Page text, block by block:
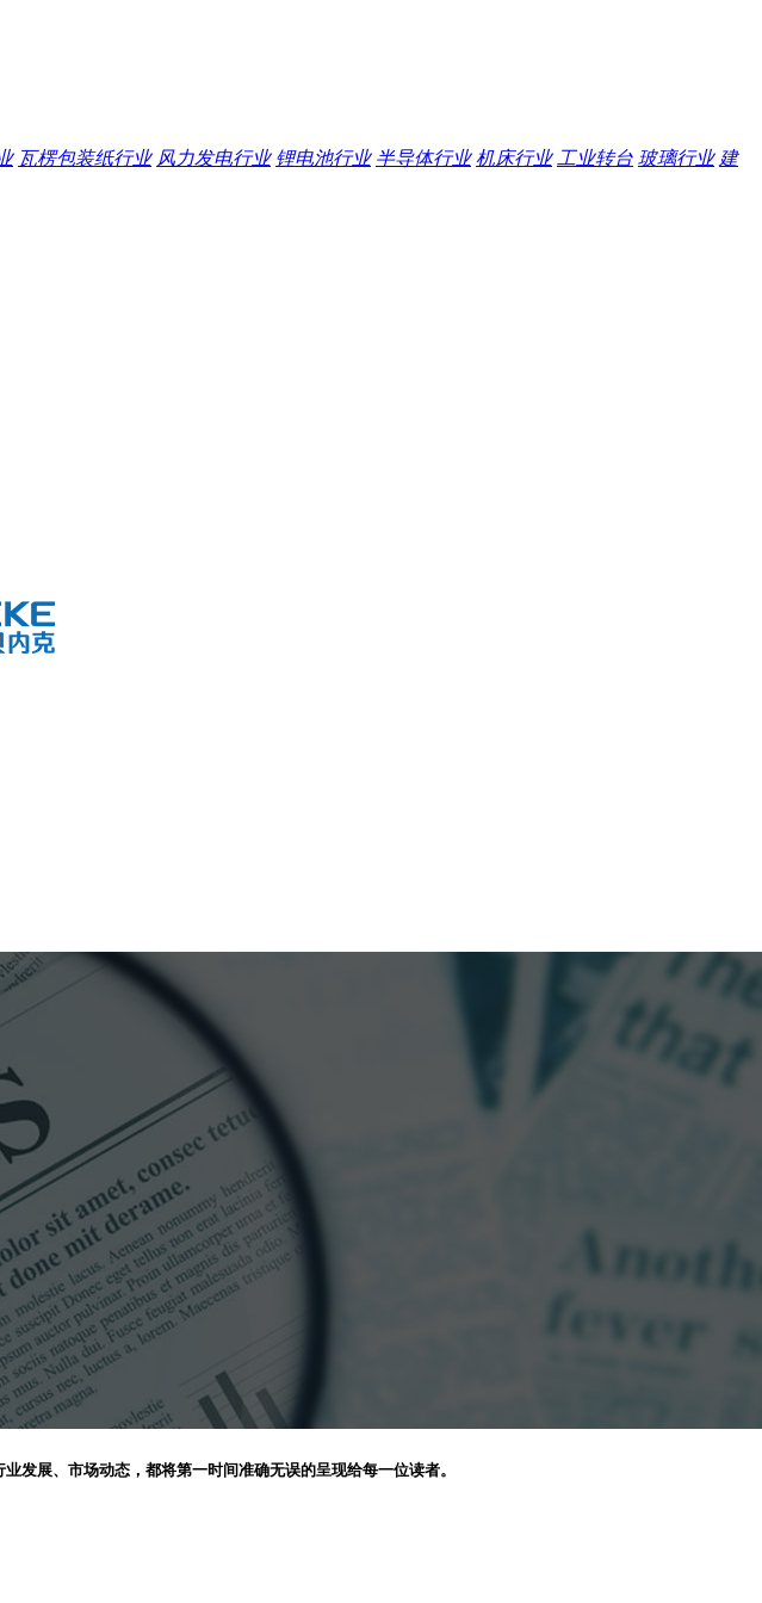
瓦楞包装纸行业 风力发电行业 锂电池行业 半导体行业 机床行业 工业转台 玻璃行业 建
发展、市场动态，都将第一时间准确无误的呈现给每一位读者。